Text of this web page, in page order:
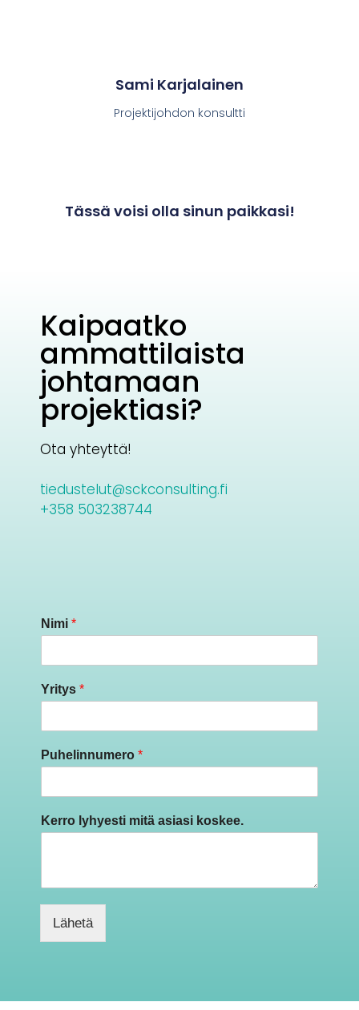
Sami Karjalainen
Projektijohdon konsultti
Tässä voisi olla sinun paikkasi!
Kaipaatko
ammattilaista
johtamaan
projektiasi?
Ota yhteyttä!
tiedustelut@sckconsulting.fi
+358 503238744
Nimi *
Yritys *
Puhelinnumero *
Kerro lyhyesti mitä asiasi koskee.
Lähetä